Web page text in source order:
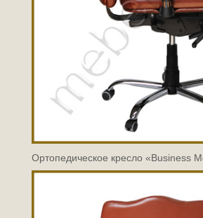
Ортопедическое кресло «Business